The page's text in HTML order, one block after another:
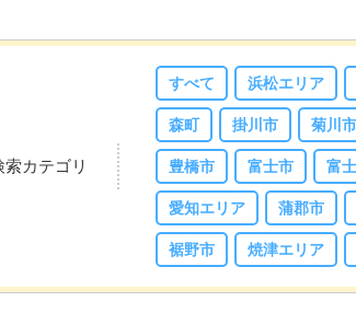
索カテゴリ
すべて 浜松エリア
森町 掛川市 菊川市
豊橋市 富士市 富
愛知エリア 蒲郡市
裾野市 焼津エリア